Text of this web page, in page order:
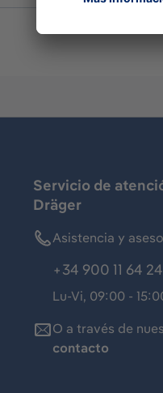
Servicio de
Dräger
Asistencia y
+34 900 11 64 24
Lu-Vi, 09:00 -
O a través de
contacto